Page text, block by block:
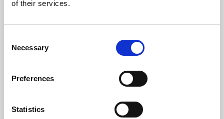
of their services.
Selection
Necessary
Preferences
Statistics
Autonomie Min/Max (h)
Puissance
nominale